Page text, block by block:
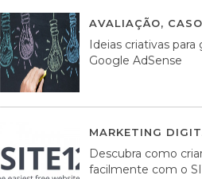
AVALIAÇÃO,
Ideias criativas para
Google AdSense
MARKETING
Descubra como
facilmente com o